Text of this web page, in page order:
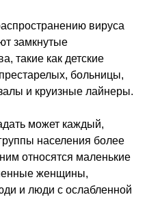
вируса
замкнутые
такие как детские
больницы,
и круизные лайнеры.
может каждый,
населения более
относятся маленькие
женщины,
и люди с ослабленной